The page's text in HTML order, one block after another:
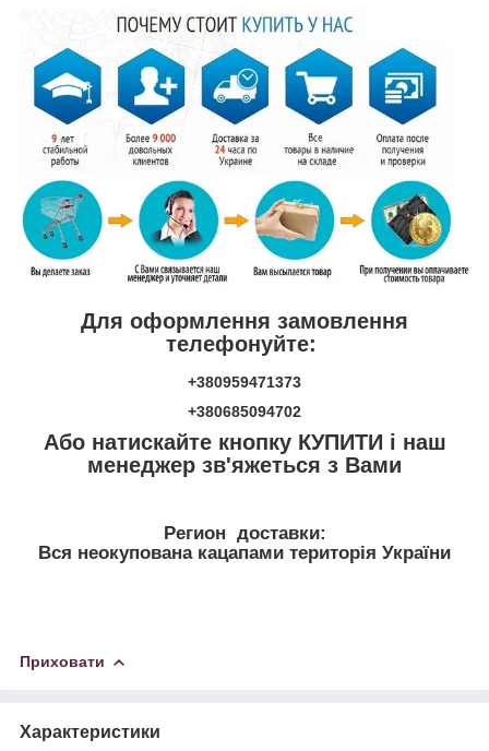
Для оформлення замовлення
телефонуйте:
+380959471373
+380685094702
Або натискайте кнопку КУПИТИ і наш
менеджер зв'яжеться з Вами
Регион доставки:
Вся неокупована кацапами територія України
Приховати
Характеристики